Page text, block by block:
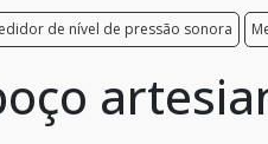
de nível de pressão sonora